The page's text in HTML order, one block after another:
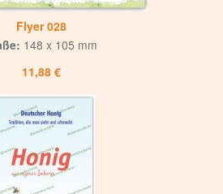
Flyer 028
11,88 €
148 x 105 mm